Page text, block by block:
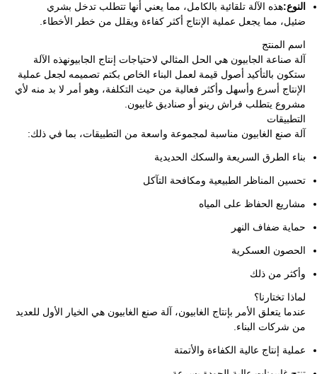
النوع:هذه الآلة تلقائية بالكامل، مما يعني أنها تتطلب تدخل بشري
ضئيل، مما يجعل عملية الإنتاج أكثر كفاءة ويقلل من خطر الأخطاء.
اسم المنتج
آلة صناعة الجابيون هي الحل المثالي لاحتياجات إنتاج الجابيونهذه الآلة
ستكون بالتأكيد أصول قيمة لعمل البناء الخاص بكتم تصميمه لجعل عملية
الإنتاج أسرع وأسهل وأكثر فعالية من حيث التكلفة، وهو أمر لا بد منه لأي
مشروع يتطلب فراش رينو أو صناديق غابيون.
التطبيقات
آلة صنع الغابيون مناسبة لمجموعة واسعة من التطبيقات، بما في ذلك:
بناء الطرق السريعة والسكك الحديدية
تحسين المناظر الطبيعية ومكافحة التآكل
مشاريع الحفاظ على المياه
حماية ضفاف النهر
الحصون العسكرية
وأكثر من ذلك
لماذا تختارنا؟
عندما يتعلق الأمر بإنتاج الغابيون، آلة صنع الغابيون هي الخيار الأول للعديد
من شركات البناء.
عملية إنتاج عالية الكفاءة والأتمتة